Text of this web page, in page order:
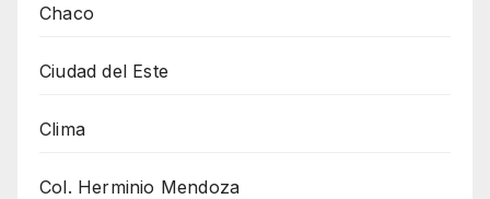
Chaco
Ciudad del Este
Clima
Col. Herminio Mendoza